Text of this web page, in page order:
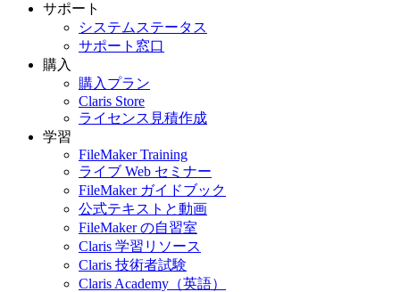
サポート
システムステータス
サポート窓口
購入
購入プラン
Claris Store
ライセンス見積作成
学習
FileMaker Training
ライブ Web セミナー
FileMaker ガイドブック
公式テキストと動画
FileMaker の自習室
Claris 学習リソース
Claris 技術者試験
Claris Academy（英語）